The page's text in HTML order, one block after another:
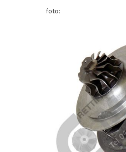
foto: